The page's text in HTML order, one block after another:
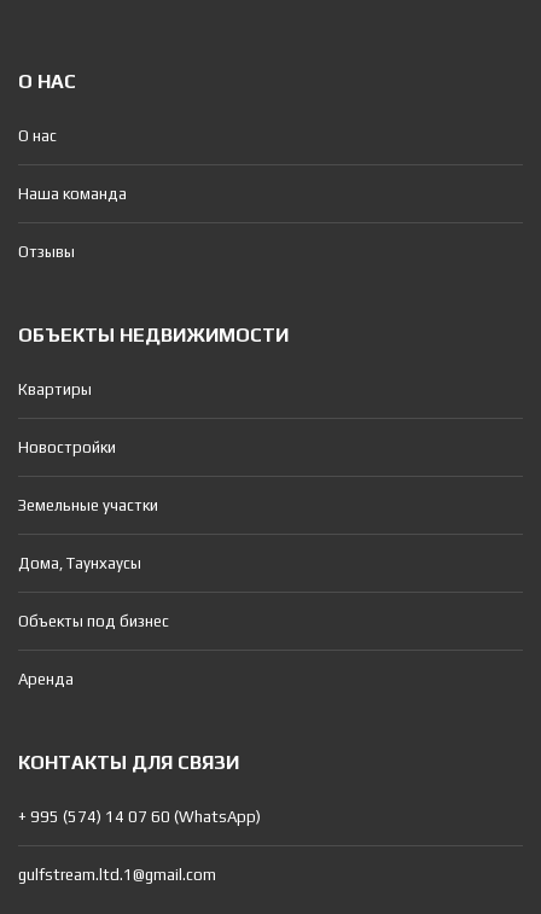
О НАС
О нас
Наша команда
Отзывы
ОБЪЕКТЫ НЕДВИЖИМОСТИ
Квартиры
Новостройки
Земельные участки
Дома, Таунхаусы
Объекты под бизнес
Аренда
КОНТАКТЫ ДЛЯ СВЯЗИ
+ 995 (574) 14 07 60 (WhatsApp)
gulfstream.ltd.1@gmail.com